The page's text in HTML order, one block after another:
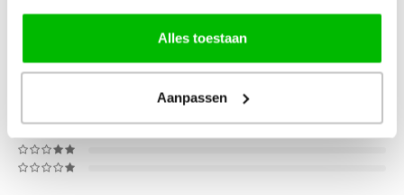
Alles toestaan
Aanpassen
0Reviews